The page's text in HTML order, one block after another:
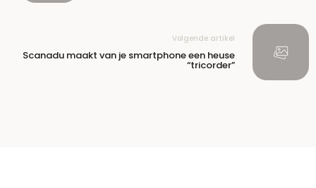
Volgende artikel
Scanadu maakt van je smartphone een heuse
“tricorder”